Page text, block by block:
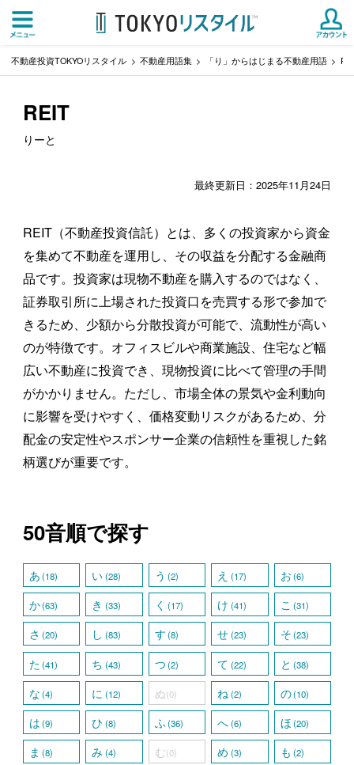
不動産投資TOKYOリスタイル 不動産用語集 「り」からはじまる不動産用語
REIT
りーと
最終更新日：2025年11月24日
REIT（不動産投資信託）とは、多くの投資家から資金
を集めて不動産を運用し、その収益を分配する金融商
品です。投資家は現物不動産を購入するのではなく、
証券取引所に上場された投資口を売買する形で参加で
きるため、少額から分散投資が可能で、流動性が高い
のが特徴です。オフィスビルや商業施設、住宅など幅
広い不動産に投資でき、現物投資に比べて管理の手間
がかかりません。ただし、市場全体の景気や金利動向
に影響を受けやすく、価格変動リスクがあるため、分
配金の安定性やスポンサー企業の信頼性を重視した銘
柄選びが重要です。
50音順で探す
あ(18) い(28) う (2) え (17) お (6)
か(63) き (33) く (17) け (41) こ (31)
さ (20) し (83) す (8) せ(23) そ (23)
た(41) ち (43) つ (2) て (22) と (38)
な(4) に (12) ぬ(0) ね (2) の(10)
は(9) ひ (8) ふ (36) へ(6) ほ (20)
ま (8) み(4) む(0) め (3) も (2)